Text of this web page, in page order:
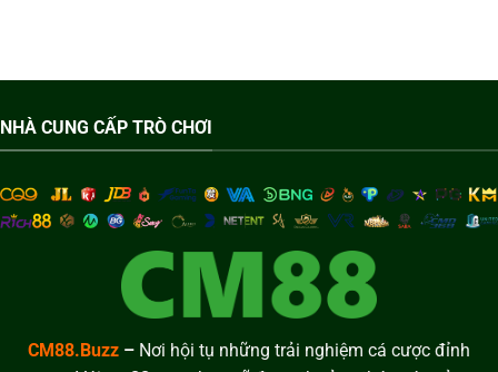
NHÀ CUNG CẤP TRÒ CHƠI
CM88.Buzz – Nơi hội tụ những trải nghiệm cá cược đỉnh